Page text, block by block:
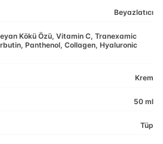
Beyazlatıcı
Kökü Özü, Vitamin C, Tranexamic
Panthenol, Collagen, Hyaluronic
Krem
50 ml
Tüp